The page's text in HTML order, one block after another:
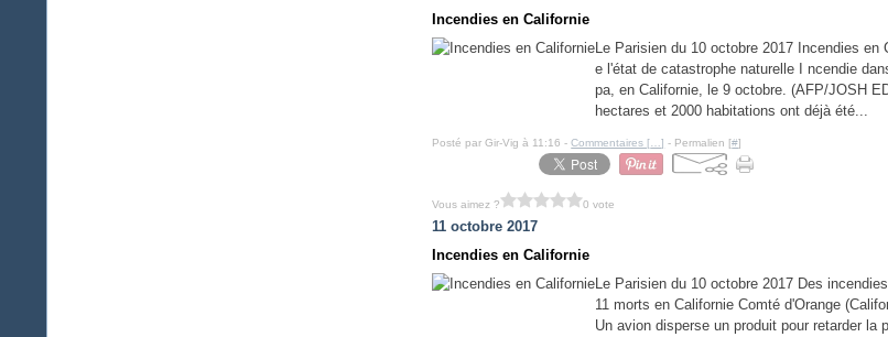
Incendies en Californie
Le Parisien du 10 octobre 2017 Incendies en
e l'état de catastrophe naturelle I ncendie
pa, en Californie, le 9 octobre. (AFP/JOSH
hectares et 2000 habitations ont déjà été...
Posté par Gir-Vig à 11:16 -Commentaires [ …] - Permalien [#]
Vous aimez ? 0 vote
11 octobre 2017
Incendies en Californie
Le Parisien du 10 octobre 2017 Des
11 morts en Californie Comté d'Orange
Un avion disperse un produit pour retarder la